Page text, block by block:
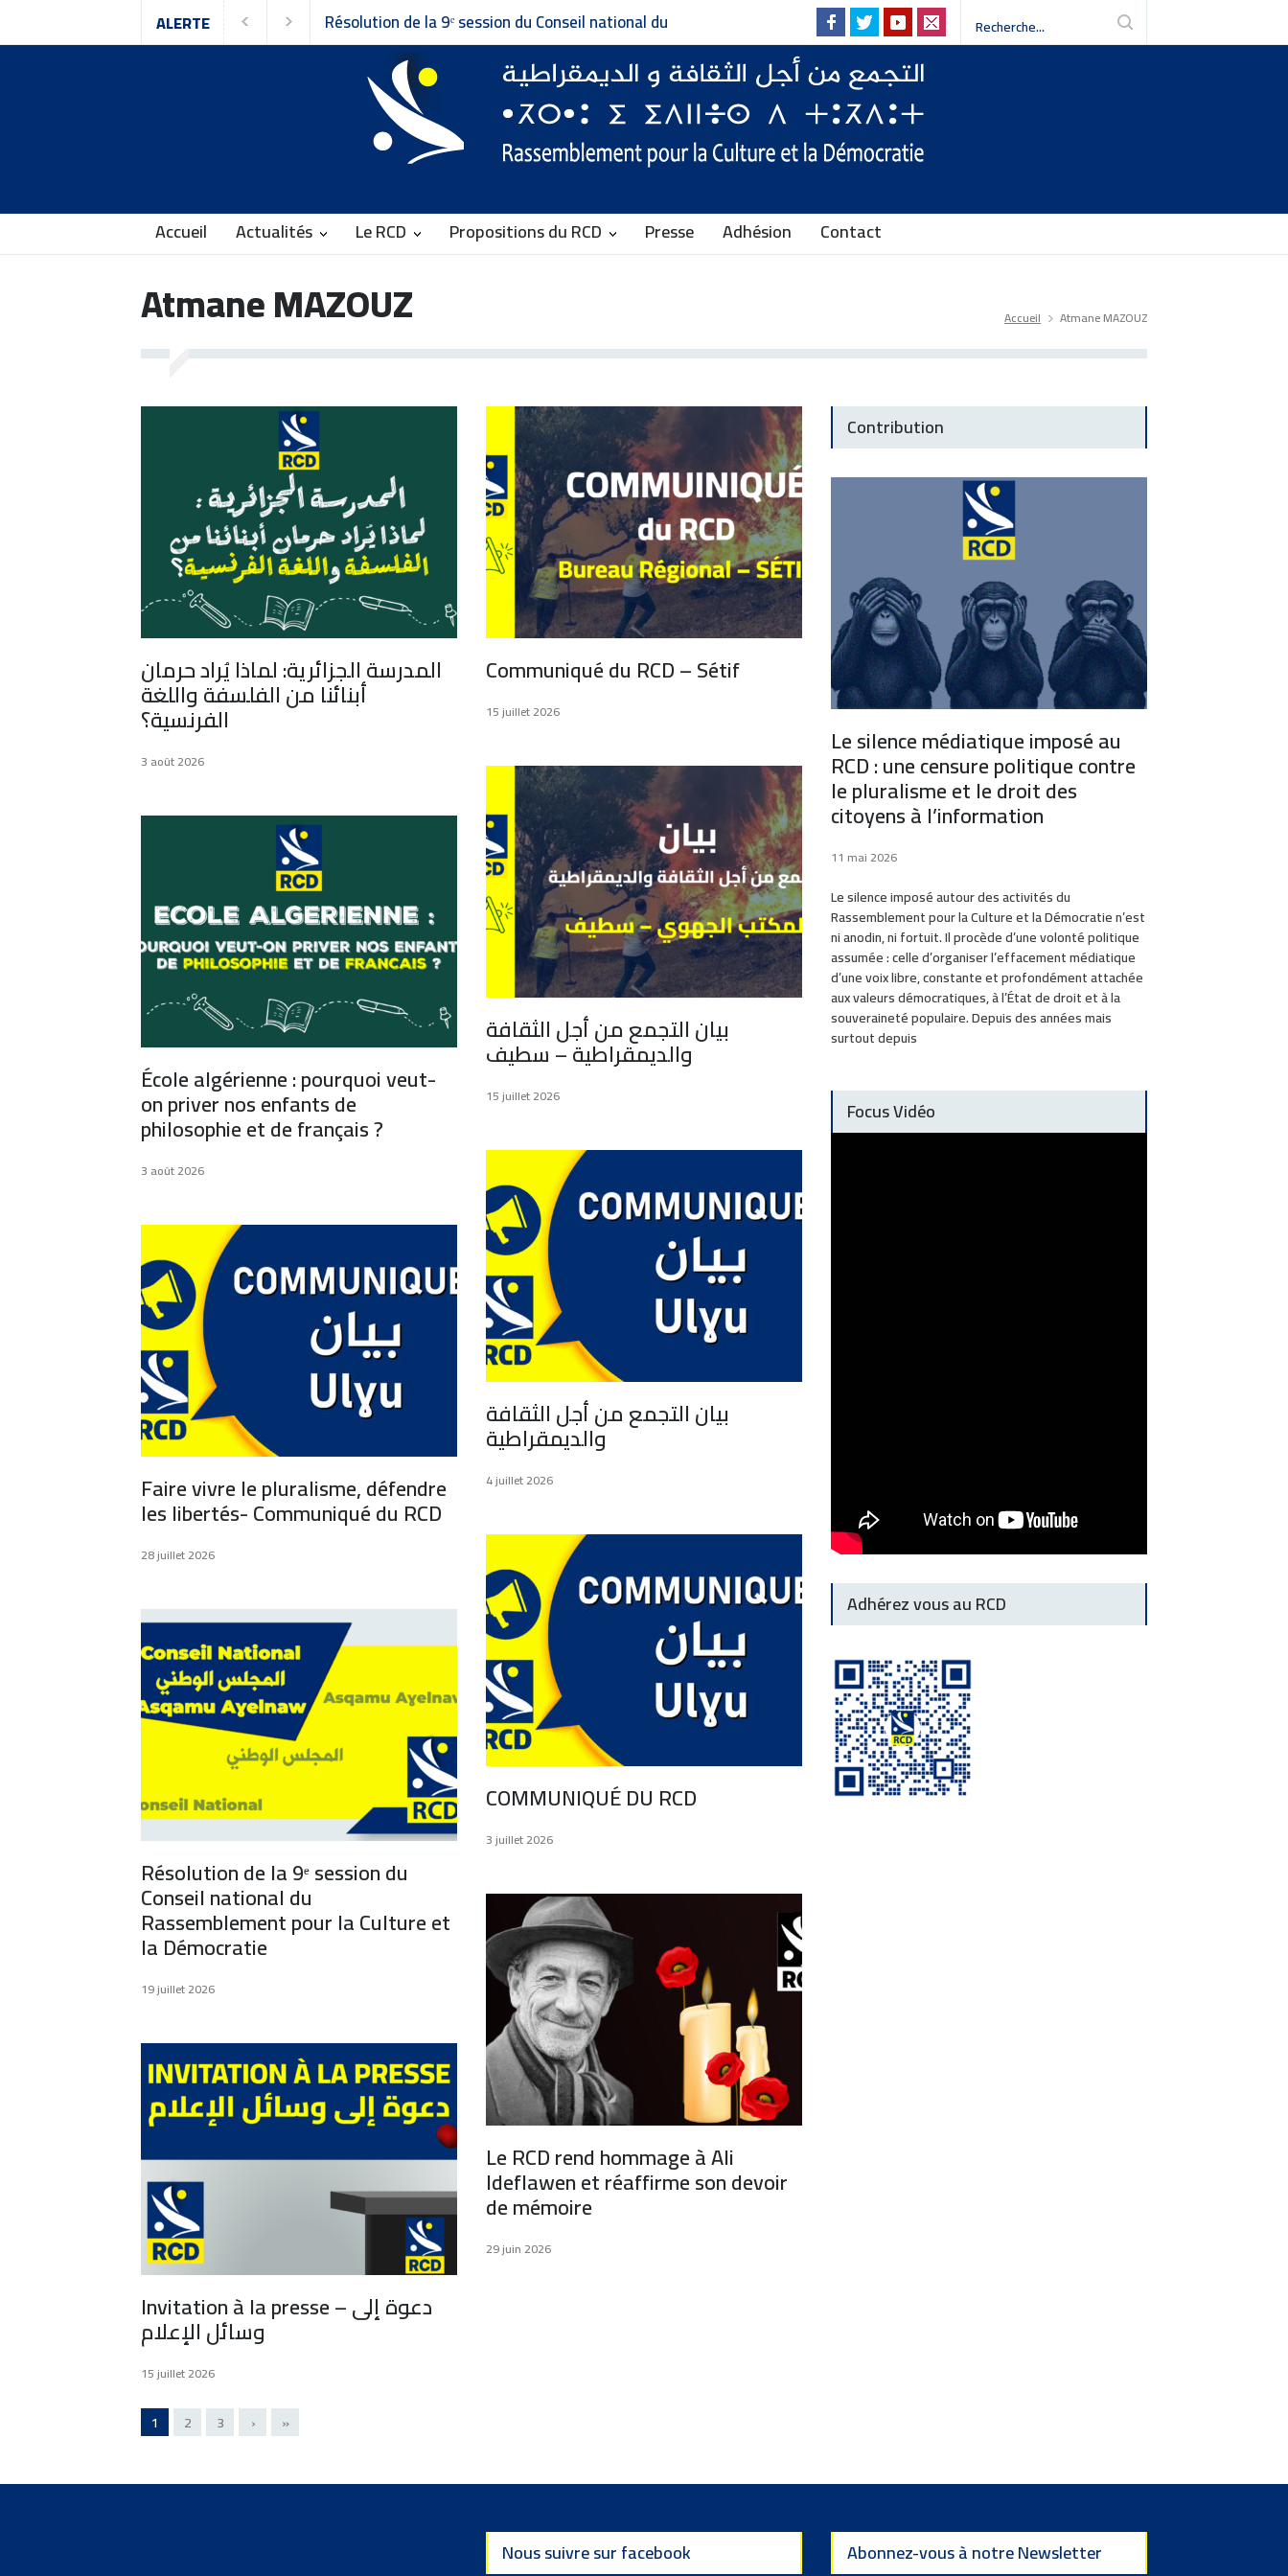
ALERTE
de la 9ᵉ session du Conseil national du
pour la Culture et la Démocratie
Invitation à la presse - دعوة إلى وسائل الإعلام Faire vivre le pluralisme, défendre les libertés-
Communiqué du RCD
Accueil Actualités Le RCD Propositions du RCD Presse Adhésion Contact
Atmane MAZOUZ Accueil Atmane MAZOUZ
المدرسة الجزائرية: لماذا يُراد حرمان
أبنائنا من الفلسفة واللغة
الفرنسية؟
3 août 2026
École algérienne : pourquoi veut-
on priver nos enfants de
philosophie et de français ?
3 août 2026
Faire vivre le pluralisme, défendre
les libertés- Communiqué du RCD
28 juillet 2026
Résolution de la 9ᵉ session du
Conseil national du
Rassemblement pour la Culture et
la Démocratie
19 juillet 2026
Invitation à la presse – دعوة إلى
وسائل الإعلام
15 juillet 2026
Communiqué du RCD – Sétif
15 juillet 2026
بيان التجمع من أجل الثقافة
والديمقراطية – سطيف
15 juillet 2026
بيان التجمع من أجل الثقافة
والديمقراطية
4 juillet 2026
COMMUNIQUÉ DU RCD
3 juillet 2026
Le RCD rend hommage à Ali
Ideflawen et réaffirme son devoir
de mémoire
29 juin 2026
1 2 3 › »
Contribution
Le silence médiatique imposé au
RCD : une censure politique contre
le pluralisme et le droit des
citoyens à l’information
11 mai 2026
Le silence imposé autour des activités du
Rassemblement pour la Culture et la Démocratie n’est
ni anodin, ni fortuit. Il procède d’une volonté politique
assumée : celle d’organiser l’effacement médiatique
d’une voix libre, constante et profondément attachée
aux valeurs démocratiques, à l’État de droit et à la
souveraineté populaire. Depuis des années mais
surtout depuis
Focus Vidéo
Adhérez vous au RCD
Nous suivre sur facebook Abonnez-vous à notre Newsletter